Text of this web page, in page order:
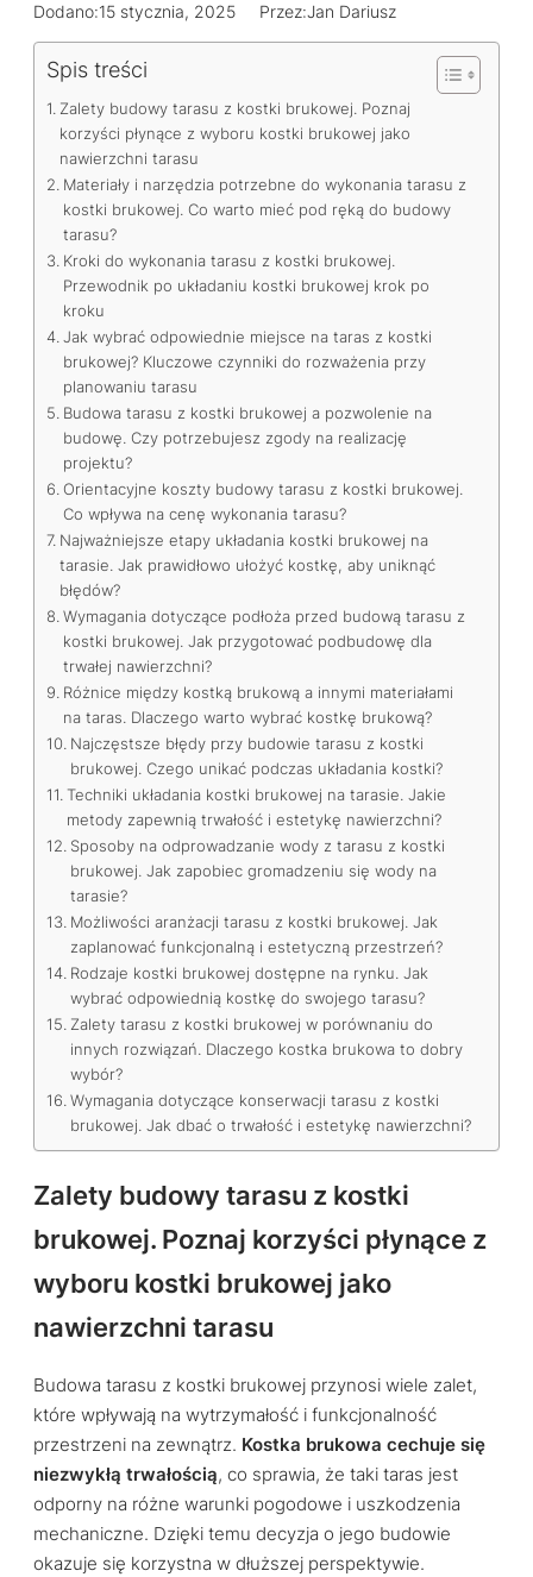
Dodano:15 stycznia, 2025 Przez:Jan Dariusz
Spis treści
Zalety budowy tarasu z kostki brukowej. Poznaj
korzyści płynące z wyboru kostki brukowej jako
nawierzchni tarasu
Materiały i narzędzia potrzebne do wykonania tarasu z
kostki brukowej. Co warto mieć pod ręką do budowy
tarasu?
Kroki do wykonania tarasu z kostki brukowej.
Przewodnik po układaniu kostki brukowej krok po
kroku
Jak wybrać odpowiednie miejsce na taras z kostki
brukowej? Kluczowe czynniki do rozważenia przy
planowaniu tarasu
Budowa tarasu z kostki brukowej a pozwolenie na
budowę. Czy potrzebujesz zgody na realizację
projektu?
Orientacyjne koszty budowy tarasu z kostki brukowej.
Co wpływa na cenę wykonania tarasu?
Najważniejsze etapy układania kostki brukowej na
tarasie. Jak prawidłowo ułożyć kostkę, aby uniknąć
błędów?
Wymagania dotyczące podłoża przed budową tarasu z
kostki brukowej. Jak przygotować podbudowę dla
trwałej nawierzchni?
Różnice między kostką brukową a innymi materiałami
na taras. Dlaczego warto wybrać kostkę brukową?
Najczęstsze błędy przy budowie tarasu z kostki
brukowej. Czego unikać podczas układania kostki?
Techniki układania kostki brukowej na tarasie. Jakie
metody zapewnią trwałość i estetykę nawierzchni?
Sposoby na odprowadzanie wody z tarasu z kostki
brukowej. Jak zapobiec gromadzeniu się wody na
tarasie?
Możliwości aranżacji tarasu z kostki brukowej. Jak
zaplanować funkcjonalną i estetyczną przestrzeń?
Rodzaje kostki brukowej dostępne na rynku. Jak
wybrać odpowiednią kostkę do swojego tarasu?
Zalety tarasu z kostki brukowej w porównaniu do
innych rozwiązań. Dlaczego kostka brukowa to dobry
wybór?
Wymagania dotyczące konserwacji tarasu z kostki
brukowej. Jak dbać o trwałość i estetykę nawierzchni?
Zalety budowy tarasu z kostki
brukowej. Poznaj korzyści płynące z
wyboru kostki brukowej jako
nawierzchni tarasu
Budowa tarasu z kostki brukowej przynosi wiele zalet,
które wpływają na wytrzymałość i funkcjonalność
przestrzeni na zewnątrz. Kostka brukowa cechuje się
niezwykłą trwałością, co sprawia, że taki taras jest
odporny na różne warunki pogodowe i uszkodzenia
mechaniczne. Dzięki temu decyzja o jego budowie
okazuje się korzystna w dłuższej perspektywie.